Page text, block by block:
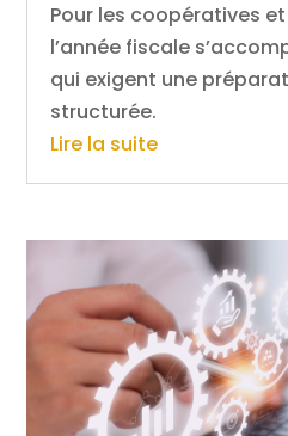
Pour les coopératives et
l’année fiscale
qui exigent une
structurée.
Lire la suite